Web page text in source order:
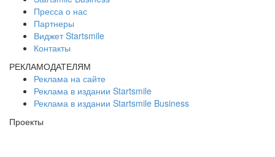
Пресса о нас
Партнеры
Виджет Startsmile
Контакты
РЕКЛАМОДАТЕЛЯМ
Реклама на сайте
Реклама в издании Startsmile
Реклама в издании Startsmile Business
Проекты